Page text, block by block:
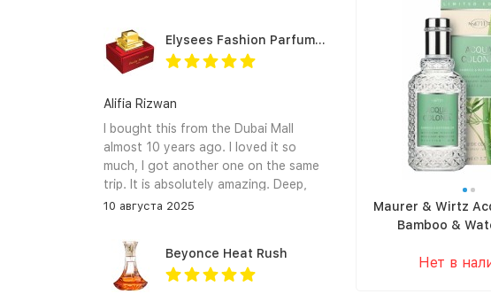
Maurer & Wirtz
Bamboo &
Нет в
Elysees Fashion Parfums Purity Vanilla
Alifia Rizwan
I bought this from the Dubai Mall
almost 10 years ago. I loved it so
much, I got another one on the same
trip. It is absolutely amazing. Deep,
enchanting notes that linger on the
find it again.
10 августа 2025
Beyonce Heat Rush